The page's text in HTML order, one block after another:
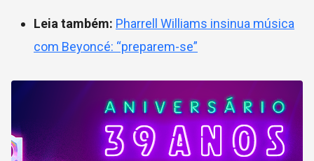
Leia também: Pharrell Williams insinua música
com Beyoncé: “preparem-se”